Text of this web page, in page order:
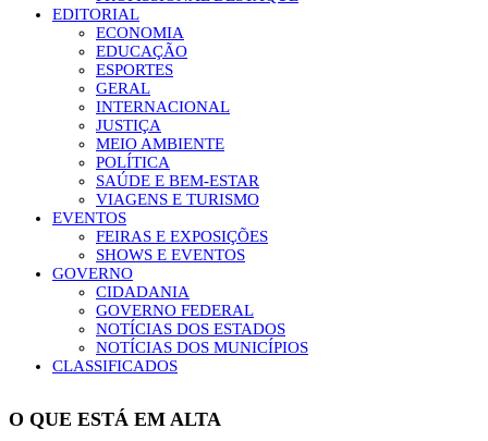
EDITORIAL
ECONOMIA
EDUCAÇÃO
ESPORTES
GERAL
INTERNACIONAL
JUSTIÇA
MEIO AMBIENTE
POLÍTICA
SAÚDE E BEM-ESTAR
VIAGENS E TURISMO
EVENTOS
FEIRAS E EXPOSIÇÕES
SHOWS E EVENTOS
GOVERNO
CIDADANIA
GOVERNO FEDERAL
NOTÍCIAS DOS ESTADOS
NOTÍCIAS DOS MUNICÍPIOS
CLASSIFICADOS
O QUE ESTÁ EM ALTA